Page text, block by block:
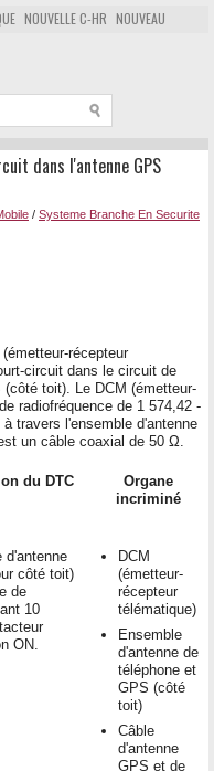
NOUVELLE C-HR NOUVEAU
dans l'antenne GPS
/ Systeme Branche En Securite
récepteur
circuit dans le circuit de
toit). Le DCM (émetteur-
radiofréquence de 1 574,42 -
travers l'ensemble d'antenne
un câble coaxial de 50 Ω.
du DTC
Organe
incriminé
d'antenne
côté toit)
de
10
ON.
DCM
(émetteur-
récepteur
télématique)
Ensemble
d'antenne de
téléphone et
GPS (côté
toit)
Câble
d'antenne
GPS et de